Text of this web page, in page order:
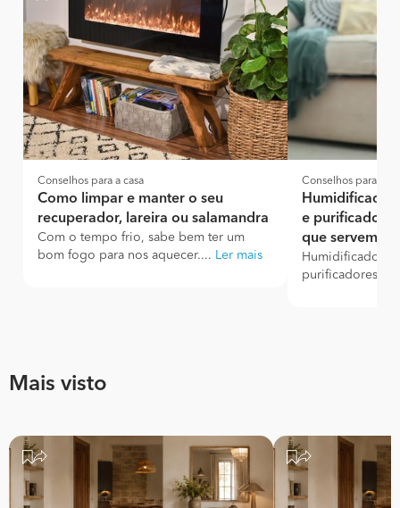
Conselhos para a casa
Como limpar e manter o seu
recuperador, lareira ou salamandra
Com o tempo frio, sabe bem ter um
bom fogo para nos aquecer.... Ler mais
Conselhos para a
e
que servem
purificadores -
Mais visto